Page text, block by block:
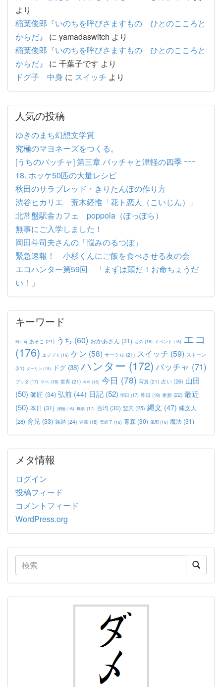
より
稲葉俊郎『いのちを呼びさますもの ひとのこころと
からだ』
に yamadaswitch より
稲葉俊郎『いのちを呼びさますもの ひとのこころと
からだ』
に 千葉子です より
ドグ子 中身 に スイッチ より
人気の投稿
ゆきのまち幻想文学賞
究極のマヨネーズをつくる。
[うちのバッチャ] 第三章 バッチャと津軽の四季 ｰｰｰ
18. ホッケ50匹の大量レシピ
秋田のサラブレッド・きりたんぽの作り方
渋谷ヒカリエ 荒木経惟「花ト恋人（こいじん）」
北常盤駅舎カフェ poppola（ぽっぽら）
無事にご入学しました！
岡田斗司夫さんの「悩みのるつぼ」
緊急速報！ 小杉くんにご飯を食べさせる友の会
エコハンター第59回 「まずは頭だ！お命ちょうだ
い！」
キーワード
IN(14) あそこ (21) うち (60) おかあさん (31) もの (18) イベント (16) エコ
(176) エジプト (16) ケン (58) サークル (21) スイッチ (59) ストーン
(21) ダーリン(15) ドグ (38) ハンター (172) バッチャ (71)
ブッダ (17) マペ (18) 世界 (21) 今年(15) 今日 (78) 写真 (21) 占い(26) 山田
(50) 師匠 (34) 弘前 (44) 日記 (52) 明日 (17) 昨日 (19) 更新 (22) 最近
(50) 本日 (31) 津軽(16) 無事 (17) 百均 (30) 竪穴 (25) 縄文 (47) 縄文人
(28) 育児 (33) 舞踏 (24) 連載 (18) 雪雄子(16) 青森 (30) 風邪(16) 魔法 (31)
メタ情報
ログイン
投稿フィード
コメントフィード
WordPress.org